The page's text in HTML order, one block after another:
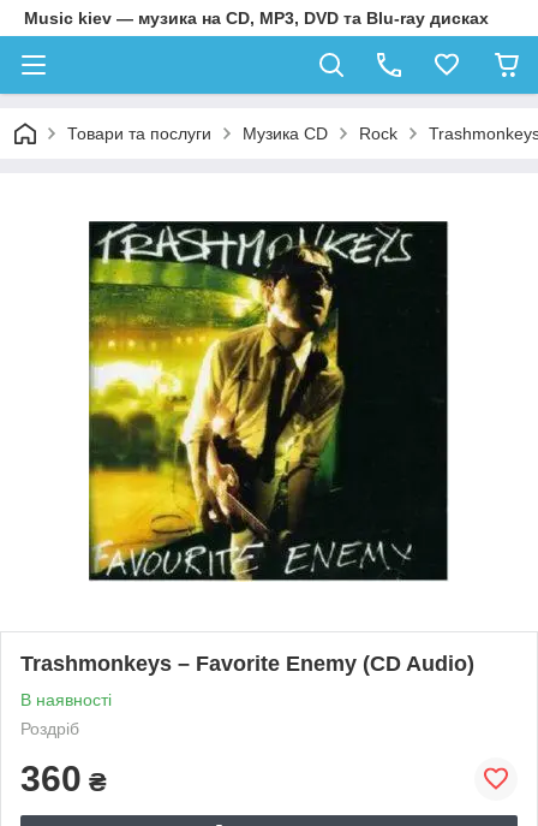
Music kiev — музика на CD, MP3, DVD та Blu-ray дисках
Товари та послуги Музика CD Rock
Trashmonkeys – Favorite Enemy (CD Audio)
В наявності
Роздріб
360 ₴